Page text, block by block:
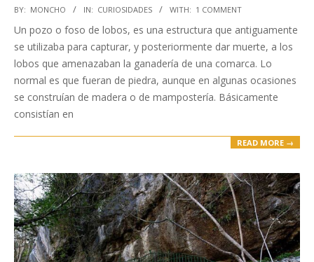
2021-
08-
BY: MONCHO IN: CURIOSIDADES WITH: 1 COMMENT
Un pozo o foso de lobos, es una estructura que antiguamente
se utilizaba para capturar, y posteriormente dar muerte, a los
lobos que amenazaban la ganadería de una comarca. Lo
normal es que fueran de piedra, aunque en algunas ocasiones
se construían de madera o de mampostería. Básicamente
consistían en
READ MORE →